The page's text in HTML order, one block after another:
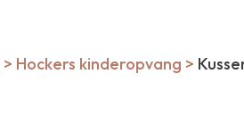
> Hockers kinderopvang >